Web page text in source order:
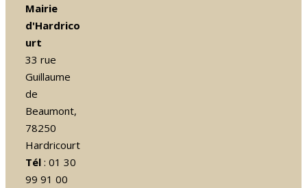
Mairie
d'Hardrico
urt
33 rue
Guillaume
de
Beaumont,
78250
Hardricourt
Tél : 01 30
99 91 00